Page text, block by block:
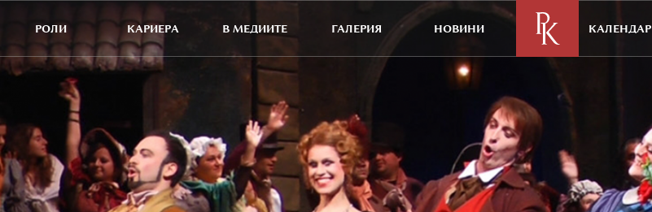
РОЛИ КАРИЕРА В МЕДИИТЕ ГАЛЕРИЯ НОВИНИ КАЛЕНДАР